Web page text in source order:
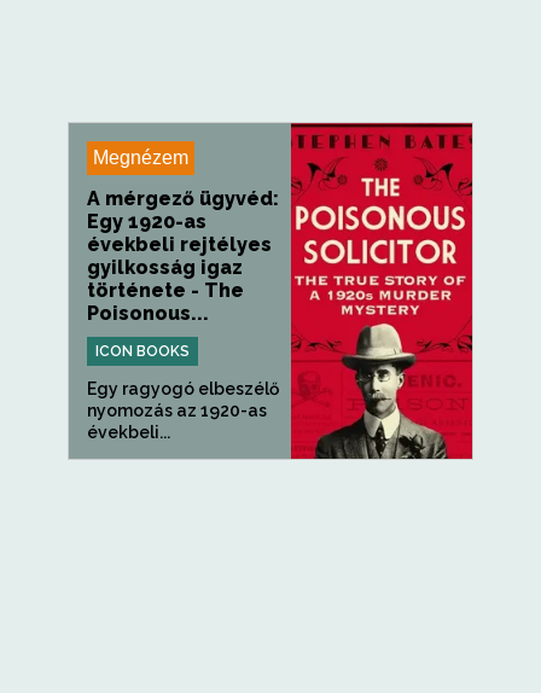
Megnézem
A mérgező ügyvéd:
Egy 1920-as
évekbeli rejtélyes
gyilkosság igaz
története - The
Poisonous...
ICON BOOKS
Egy ragyogó elbeszélő
nyomozás az 1920-as
évekbeli...